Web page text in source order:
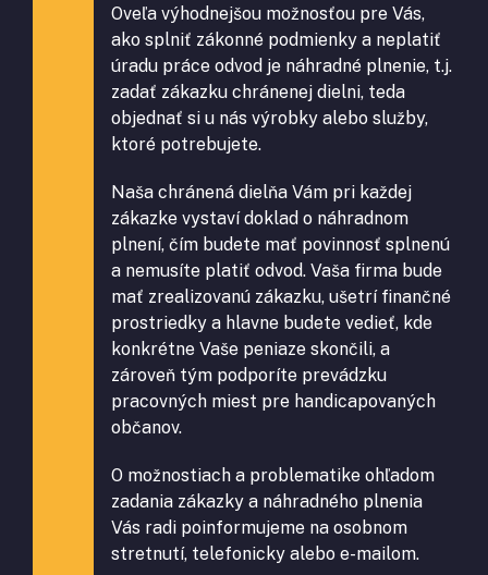
Oveľa výhodnejšou možnosťou pre Vás,
ako splniť zákonné podmienky a neplatiť
úradu práce odvod je náhradné plnenie, t.j.
zadať zákazku chránenej dielni, teda
objednať si u nás výrobky alebo služby,
ktoré potrebujete.
Naša chránená dielňa Vám pri každej
zákazke vystaví doklad o náhradnom
plnení, čím budete mať povinnosť splnenú
a nemusíte platiť odvod. Vaša firma bude
mať zrealizovanú zákazku, ušetrí finančné
prostriedky a hlavne budete vedieť, kde
konkrétne Vaše peniaze skončili, a
zároveň tým podporíte prevádzku
pracovných miest pre handicapovaných
občanov.
O možnostiach a problematike ohľadom
zadania zákazky a náhradného plnenia
Vás radi poinformujeme na osobnom
stretnutí, telefonicky alebo e-mailom.